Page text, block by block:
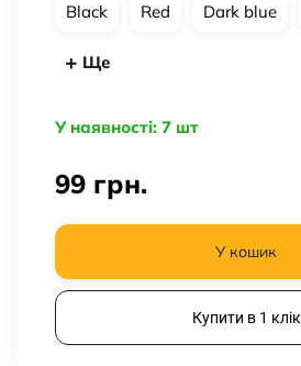
Black Red Dark blue
Ще
У наявності: 7 шт
99 грн.
У кошик
Купити в 1 клік